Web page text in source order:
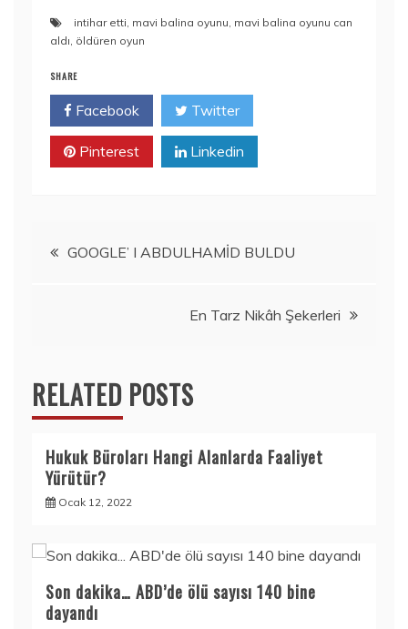
intihar etti, mavi balina oyunu, mavi balina oyunu can
aldı, öldüren oyun
SHARE
Facebook Twitter
Pinterest Linkedin
YazıGOOGLE’ I ABDULHAMİD BULDU
En Tarz Nikâh Şekerleri
RELATED POSTS
Hukuk Büroları Hangi Alanlarda Faaliyet
Yürütür?
Ocak 12, 2022
Son dakika… ABD’de ölü sayısı 140 bine
dayandı